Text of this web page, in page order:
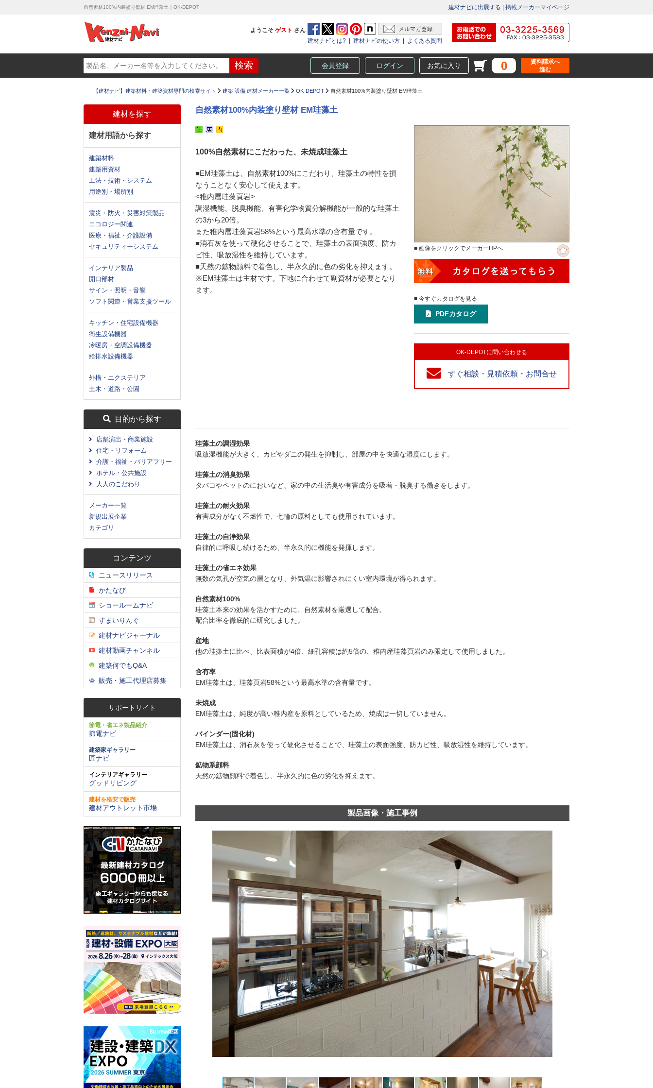
自然素材100%内装塗り壁材 EM珪藻土｜OK-DEPOT 建材ナビに出展する 掲載メーカーマイページ
ようこそ ゲスト さん
建材ナビとは?
建材ナビの使い方 よくある質問
会員登録 ログイン お気に入り 0
資料請求へ
進む
【建材ナビ】建築材料・建築資材専門の検索サイト 建築 設備 建材メーカー一覧 OK-DEPOT 自然素材100%内装塗り壁材 EM珪藻土
建材を探す
建材用語から探す
建築材料
建築用資材
工法・技術・システム
用途別・場所別
震災・防火・災害対策製品
エコロジー関連
医療・福祉・介護設備
セキュリティーシステム
インテリア製品
開口部材
サイン・照明・音響
ソフト関連・営業支援ツール
キッチン・住宅設備機器
衛生設備機器
冷暖房・空調設備機器
給排水設備機器
外構・エクステリア
土木・道路・公園
目的から探す
店舗演出・商業施設
住宅・リフォーム
介護・福祉・バリアフリー
ホテル・公共施設
大人のこだわり
メーカー一覧
新規出展企業
カテゴリ
コンテンツ
ニュースリリース
かたなび
ショールームナビ
すまいりんぐ
建材ナビジャーナル
建材動画チャンネル
建築何でもQ&A
販売・施工代理店募集
サポートサイト
節電・省エネ製品紹介
節電ナビ
建築家ギャラリー
匠ナビ
インテリアギャラリー
グッドリビング
建材を格安で販売
建材アウトレット市場
自然素材100%内装塗り壁材 EM珪藻土
100%自然素材にこだわった、未焼成珪藻土
■EM珪藻土は、自然素材100%にこだわり、珪藻土の特性を損
なうことなく安心して使えます。
<稚内層珪藻頁岩>
調湿機能、脱臭機能、有害化学物質分解機能が一般的な珪藻土
の3から20倍。
また稚内層珪藻頁岩58%という最高水準の含有量です。
■消石灰を使って硬化させることで、珪藻土の表面強度、防カ
ビ性、吸放湿性を維持しています。
■天然の鉱物顔料で着色し、半永久的に色の劣化を抑えます。
※EM珪藻土は主材です。下地に合わせて副資材が必要となり
ます。
■ 画像をクリックでメーカーHPへ
■ 今すぐカタログを見る
PDFカタログ
OK-DEPOTに問い合わせる
すぐ相談・見積依頼・お問合せ
珪藻土の調湿効果
吸放湿機能が大きく、カビやダニの発生を抑制し、部屋の中を快適な湿度にします。
珪藻土の消臭効果
タバコやペットのにおいなど、家の中の生活臭や有害成分を吸着・脱臭する働きをします。
珪藻土の耐火効果
有害成分がなく不燃性で、七輪の原料としても使用されています。
珪藻土の自浄効果
自律的に呼吸し続けるため、半永久的に機能を発揮します。
珪藻土の省エネ効果
無数の気孔が空気の層となり、外気温に影響されにくい室内環境が得られます。
自然素材100%
珪藻土本来の効果を活かすために、自然素材を厳選して配合。
配合比率を徹底的に研究しました。
産地
他の珪藻土に比べ、比表面積が4倍、細孔容積は約5倍の、稚内産珪藻頁岩のみ限定して使用しました。
含有率
EM珪藻土は、珪藻頁岩58%という最高水準の含有量です。
未焼成
EM珪藻土は、純度が高い稚内産を原料としているため、焼成は一切していません。
バインダー(固化材)
EM珪藻土は、消石灰を使って硬化させることで、珪藻土の表面強度、防カビ性、吸放湿性を維持しています。
鉱物系顔料
天然の鉱物顔料で着色し、半永久的に色の劣化を抑えます。
製品画像・施工事例